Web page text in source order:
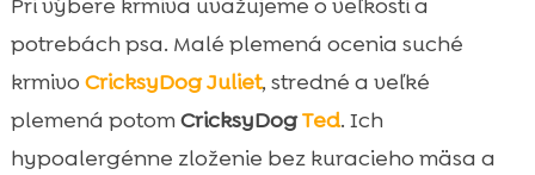
Pri výbere krmiva uvažujeme o veľkosti a
potrebách psa. Malé plemená ocenia suché
krmivo CricksyDogJuliet, stredné a veľké
plemená potomCricksyDogTed. Ich
hypoalergénne zloženie bez kuracieho mäsa a